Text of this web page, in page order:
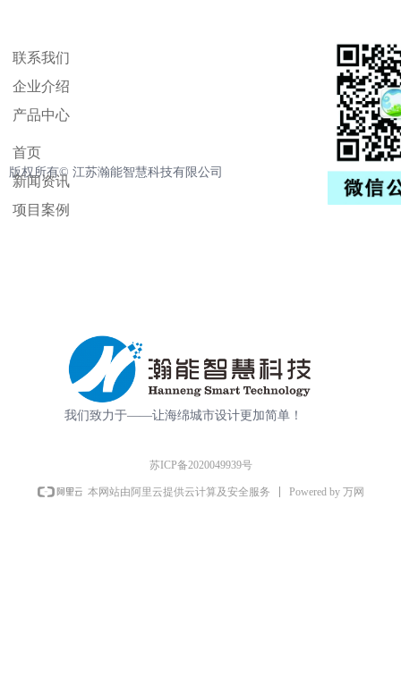
我们致力于——让海绵城市设计更加简单！
版权所有©️ 江苏瀚能智慧科技有限公司
联系我们
企业介绍
产品中心
首页
新闻资讯
项目案例
苏ICP备2020049939号
本网站由阿里云提供云计算及安全服务 Powered by 万网